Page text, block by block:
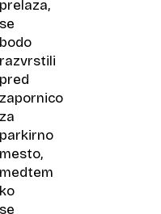
prelaza,
se
bodo
razvrstili
pred
zapornico
za
parkirno
mesto,
medtem
ko
se